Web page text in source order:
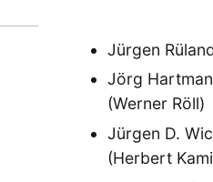
Jürgen
Jörg
(Werner Röll)
Jürgen D.
(Herbert